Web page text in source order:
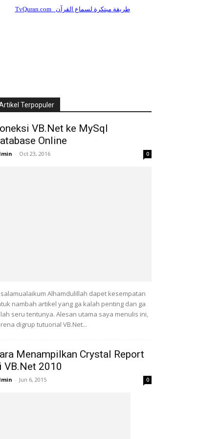
Terpopuler
VB.Net ke MySql
Online
- Oct 23, 2016 0
Alhamdulillah dapet kesempatan
nambah artikel yang ga kalah penting dan ga
seru tentunya. Alesan utama saya menulis ini,
digrup tutuorial VB.Net...
Menampilkan Crystal Report
VB.Net 2010
- Jun 6, 2015 0